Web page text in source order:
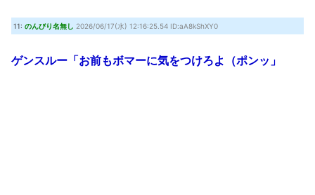
11: のんびり名無し 2026/06/17(水) 12:16:25.54 ID:aA8kShXY0
ゲンスルー「お前もボマーに気をつけろよ（ポンッ」